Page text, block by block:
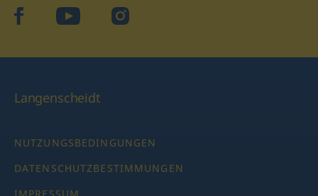
facebookYouTube Instagram
Langenscheidt
NUTZUNGSBEDINGUNGEN
DATENSCHUTZBESTIMMUNGEN
IMPRESSUM